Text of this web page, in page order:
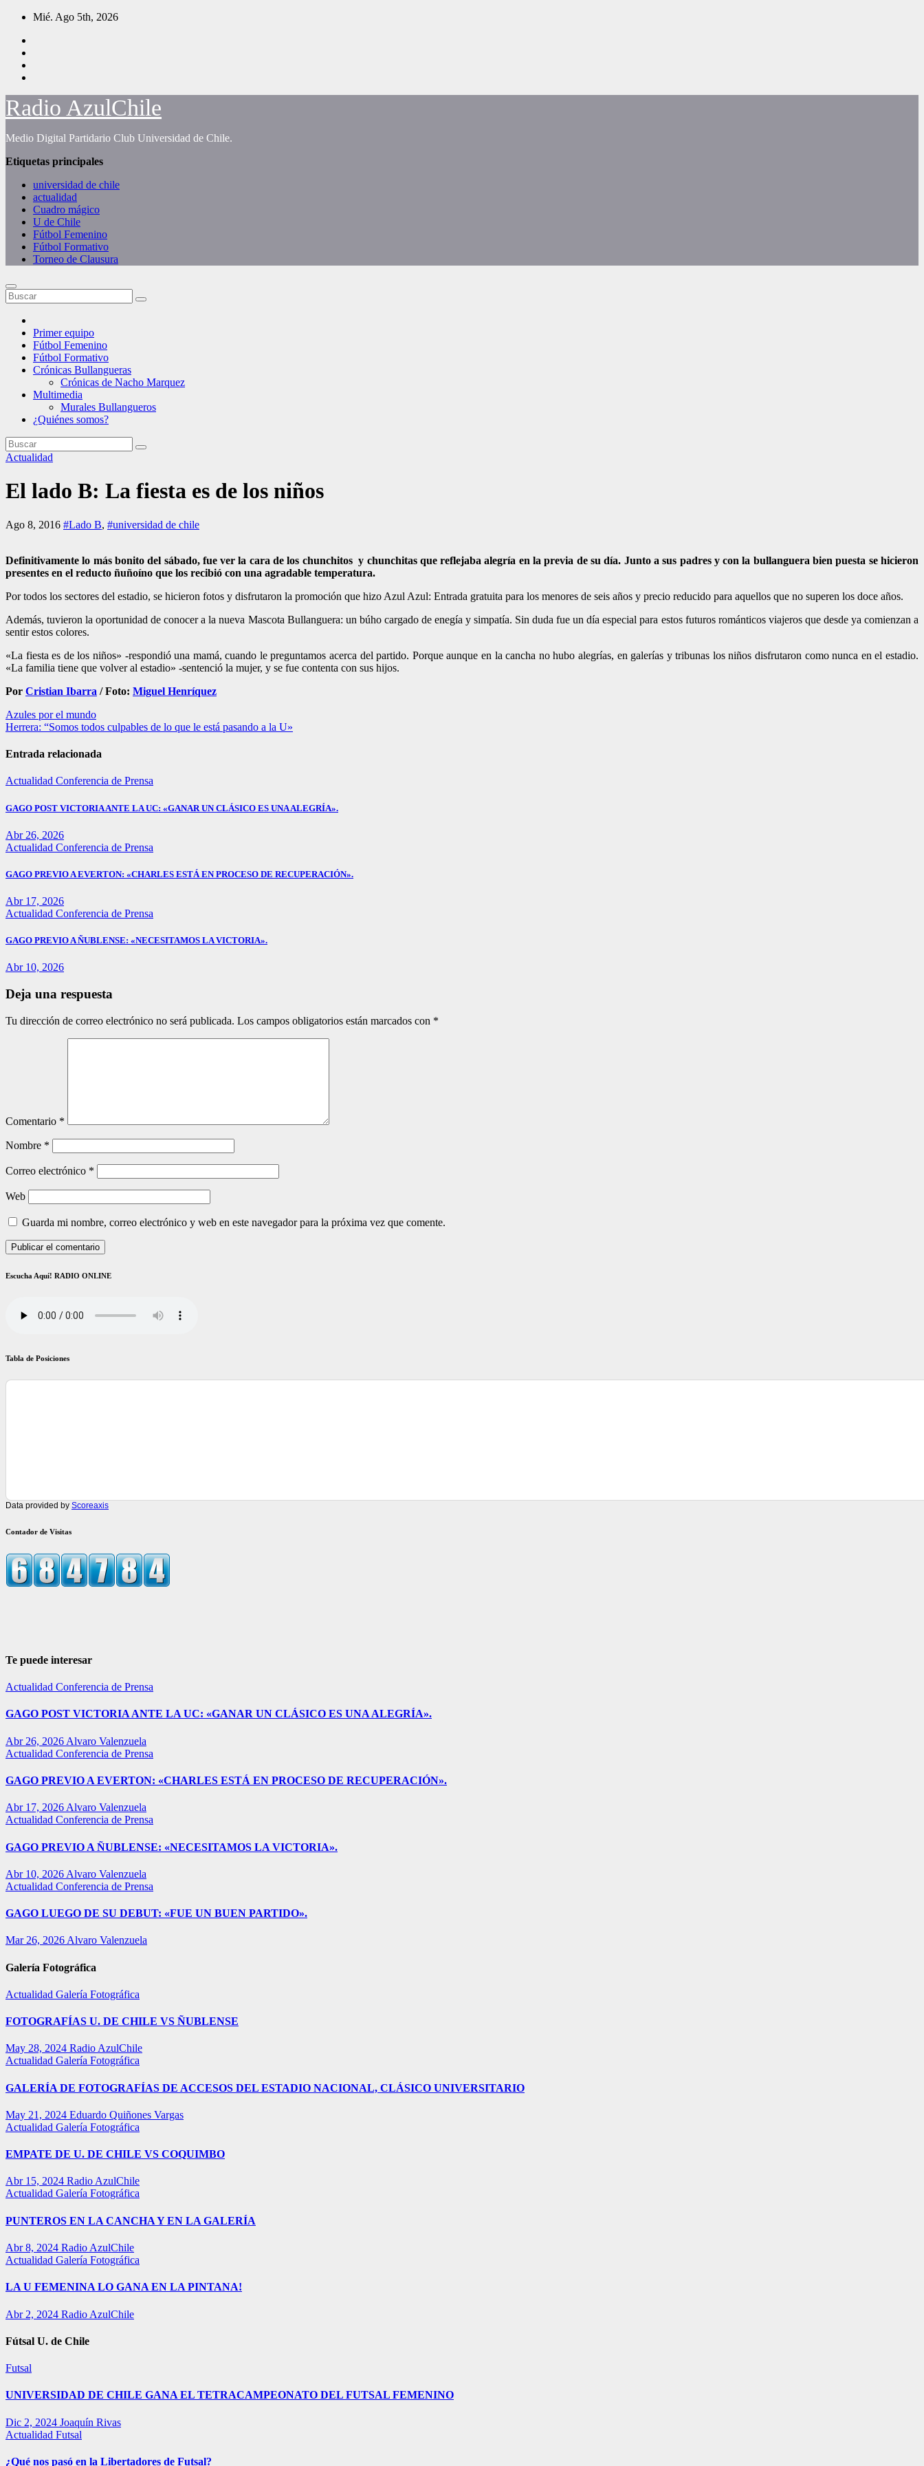
Saltar
contenido
Mié. Ago 5th, 2026
Radio AzulChile
Medio Digital Partidario Club Universidad de Chile.
Etiquetas principales
universidad de chile
actualidad
Cuadro mágico
U de Chile
Fútbol Femenino
Fútbol Formativo
Torneo de Clausura
Primer equipo
Fútbol Femenino
Fútbol Formativo
Crónicas Bullangueras
Crónicas de Nacho Marquez
Multimedia
Murales Bullangueros
¿Quiénes somos?
Actualidad
El lado B: La fiesta es de los niños
Ago 8, 2016 #Lado B, #universidad de chile
Definitivamente lo más bonito del sábado, fue ver la cara de los chunchitos y chunchitas que reflejaba alegría en la previa de su día. Junto a sus padres y con la bullanguera bien puesta se hicieron
presentes en el reducto ñuñoíno que los recibió con una agradable temperatura.
Por todos los sectores del estadio, se hicieron fotos y disfrutaron la promoción que hizo Azul Azul: Entrada gratuita para los menores de seis años y precio reducido para aquellos que no superen los doce años.
Además, tuvieron la oportunidad de conocer a la nueva Mascota Bullanguera: un búho cargado de enegía y simpatía. Sin duda fue un día especial para estos futuros románticos viajeros que desde ya comienzan a
sentir estos colores.
«La fiesta es de los niños» -respondió una mamá, cuando le preguntamos acerca del partido. Porque aunque en la cancha no hubo alegrías, en galerías y tribunas los niños disfrutaron como nunca en el estadio.
«La familia tiene que volver al estadio» -sentenció la mujer, y se fue contenta con sus hijos.
Por Cristian Ibarra / Foto: Miguel Henríquez
Navegación
de
entradas
Azules por el mundo
Herrera: “Somos todos culpables de lo que le está pasando a la U»
Entrada relacionada
Actualidad Conferencia de Prensa
GAGO POST VICTORIA ANTE LA UC: «GANAR UN CLÁSICO ES UNA ALEGRÍA».
Abr 26, 2026
Actualidad Conferencia de Prensa
GAGO PREVIO A EVERTON: «CHARLES ESTÁ EN PROCESO DE RECUPERACIÓN».
Abr 17, 2026
Actualidad Conferencia de Prensa
GAGO PREVIO A ÑUBLENSE: «NECESITAMOS LA VICTORIA».
Abr 10, 2026
Deja una respuesta
Tu dirección de correo electrónico no será publicada. Los campos obligatorios están marcados con *
Comentario *
Nombre *
Correo electrónico *
Web
Guarda mi nombre, correo electrónico y web en este navegador para la próxima vez que comente.
Escucha Aquí! RADIO ONLINE
Tabla de Posiciones
Data provided by Scoreaxis
Contador de Visitas
Te puede interesar
Actualidad Conferencia de Prensa
GAGO POST VICTORIA ANTE LA UC: «GANAR UN CLÁSICO ES UNA ALEGRÍA».
Abr 26, 2026 Alvaro Valenzuela
Actualidad Conferencia de Prensa
GAGO PREVIO A EVERTON: «CHARLES ESTÁ EN PROCESO DE RECUPERACIÓN».
Abr 17, 2026 Alvaro Valenzuela
Actualidad Conferencia de Prensa
GAGO PREVIO A ÑUBLENSE: «NECESITAMOS LA VICTORIA».
Abr 10, 2026 Alvaro Valenzuela
Actualidad Conferencia de Prensa
GAGO LUEGO DE SU DEBUT: «FUE UN BUEN PARTIDO».
Mar 26, 2026 Alvaro Valenzuela
Galería Fotográfica
Actualidad Galería Fotográfica
FOTOGRAFÍAS U. DE CHILE VS ÑUBLENSE
May 28, 2024 Radio AzulChile
Actualidad Galería Fotográfica
GALERÍA DE FOTOGRAFÍAS DE ACCESOS DEL ESTADIO NACIONAL, CLÁSICO UNIVERSITARIO
May 21, 2024 Eduardo Quiñones Vargas
Actualidad Galería Fotográfica
EMPATE DE U. DE CHILE VS COQUIMBO
Abr 15, 2024 Radio AzulChile
Actualidad Galería Fotográfica
PUNTEROS EN LA CANCHA Y EN LA GALERÍA
Abr 8, 2024 Radio AzulChile
Actualidad Galería Fotográfica
LA U FEMENINA LO GANA EN LA PINTANA!
Abr 2, 2024 Radio AzulChile
Fútsal U. de Chile
Futsal
UNIVERSIDAD DE CHILE GANA EL TETRACAMPEONATO DEL FUTSAL FEMENINO
Dic 2, 2024 Joaquín Rivas
Actualidad Futsal
¿Qué nos pasó en la Libertadores de Futsal?